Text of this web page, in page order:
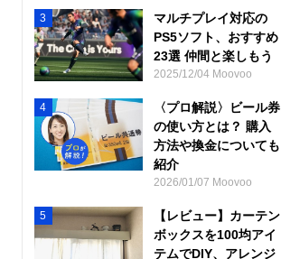
3
マルチプレイ対応の
PS5ソフト、おすすめ
23選 仲間と楽しもう
2025/12/04 Moovoo
4
〈プロ解説〉ビール券
の使い方とは？ 購入
方法や換金についても
紹介
2026/01/07 Moovoo
5
【レビュー】カーテン
ボックスを100均アイ
テムでDIY、アレンジ